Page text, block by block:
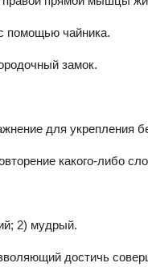
помощью чайника.
замок.
для укрепления
какого-либо
2) мудрый.
достичь